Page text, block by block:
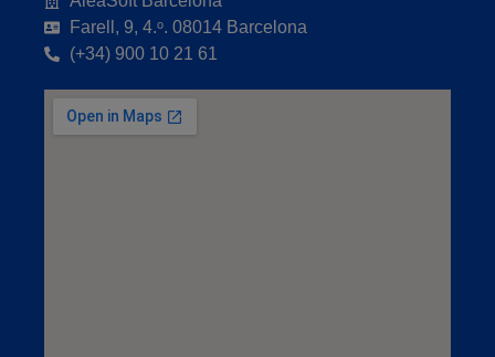
Farell, 9, 4.ᵒ. 08014 Barcelona
(+34) 900 10 21 61